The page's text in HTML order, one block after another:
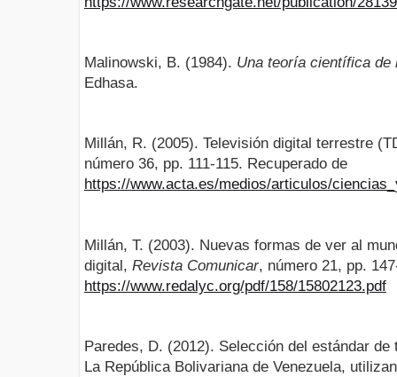
Malinowski, B. (1984). Una teoría científica de
Edhasa.
Millán, R. (2005). Televisión digital terrestre
número 36, pp. 111-115. Recuperado de
https://www.acta.es/medios/articulos/
Millán, T. (2003). Nuevas formas de ver al
digital, Revista Comunicar, número 21, pp.
https://www.redalyc.org/pdf/158/15802123.pdf
Paredes, D. (2012). Selección del estándar
La República Bolivariana de Venezuela,